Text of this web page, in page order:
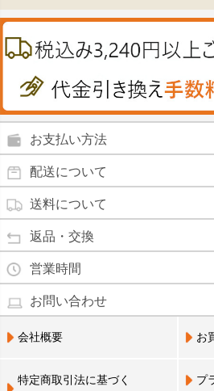
肌・皮膚のお薬
絆創膏
殺菌消毒液
鼻炎薬
強心剤
目薬
水虫薬
痔の薬
口中薬
尿トラブル
肝油
鉄
ノコギリヤシ
グルコサミン
田七人参
イチョウ葉
カルシウム
クロレラ
コラーゲン
ビフィズス
ビタミンC
うどん・そば
喜多方ラーメン
カレー・シチュー
お支払い方法
クレジットカード(1 回払い
SSL 認証で暗号化処理し
ご利用いただけます。
代金引換
宅配員に現金でお支払い
3,240円(税込)以上で手数
のご住所とお届け先のご
営業員支払い
配送について
商品は日本郵便にて発送致します。
通常2～4営業日以内に発送致しま
品、土日祝日、年末年始、弊社の休
～5営業日以上かかる場合もござい
(営業日カレンダー参照)
※現在、救急箱・乳製品宅配をご利
員によるお届けとさせていただきま
送料について
通常商品
北海道・
送料無料
営業員お届け 送料無料
返品・交換
・お届け商品の交換・返品をご希望
週間以内にメールまたはお電話にて
・お客様のご都合による交換・返品
担となります。また返金の際にか
ご負担となります。
・商品の返品による返金につきまし
営業時間
・営業時間は、9：00～17：00
となっております。（※土日祝祭日
・お電話でのご連絡は営業時間内に
お問い合わせ
電話でのお問い合わ
0798-
会社概要 お
特定商取引法に基づく
プ